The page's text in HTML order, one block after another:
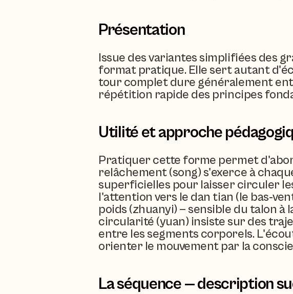
Présentation
Issue des variantes simplifiées des
format pratique. Elle sert autant
tour complet dure généralement
répétition rapide des principes
Utilité et approche
Pratiquer cette forme permet
relâchement (song) s'exerce à
superficielles pour laisser circuler
l'attention vers le dan tian (le
poids (zhuanyi) — sensible du talon à
circularité (yuan) insiste sur des
entre les segments corporels.
orienter le mouvement par la
La séquence — description